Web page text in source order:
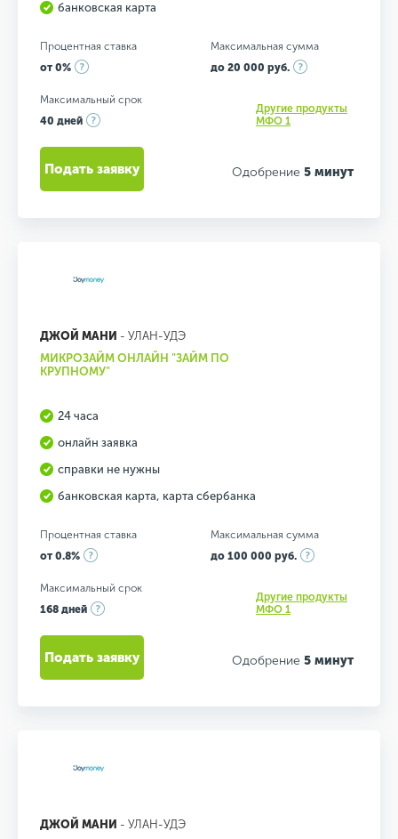
банковская карта
Процентная ставка
от 0%
Максимальная сумма
до 20 000 руб.
Максимальный срок
40 дней
Другие продукты
МФО 1
Одобрение 5 минут
Подать заявку
ДЖОЙ МАНИ - УЛАН-УДЭ
МИКРОЗАЙМ ОНЛАЙН "ЗАЙМ ПО
КРУПНОМУ"
24 часа
онлайн заявка
справки не нужны
банковская карта, карта сбербанка
Процентная ставка
от 0.8%
Максимальная сумма
до 100 000 руб.
Максимальный срок
168 дней
Другие продукты
МФО 1
Одобрение 5 минут
Подать заявку
ДЖОЙ МАНИ - УЛАН-УДЭ